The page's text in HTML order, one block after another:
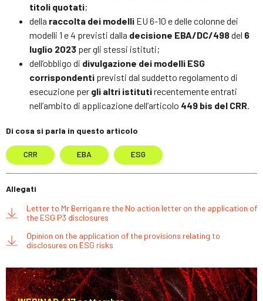
titoli quotati;
della raccolta dei modelli EU 6-10 e delle colonne dei
modelli 1 e 4 previsti dalla decisione EBA/DC/498del 6
luglio 2023 per gli stessi istituti;
dell’obbligo di divulgazione dei modelli ESG
corrispondenti previsti dal suddetto regolamento di
esecuzione per gli altri istitutirecentemente entrati
nell’ambito di applicazione dell’articolo 449 bis del CRR.
Di cosa si parla in questo articolo
CRR EBA ESG
Allegati
Letter to Mr Berrigan re the No action letter on the application of
the ESG P3 disclosures
Opinion on the application of the provisions relating to
disclosures on ESG risks